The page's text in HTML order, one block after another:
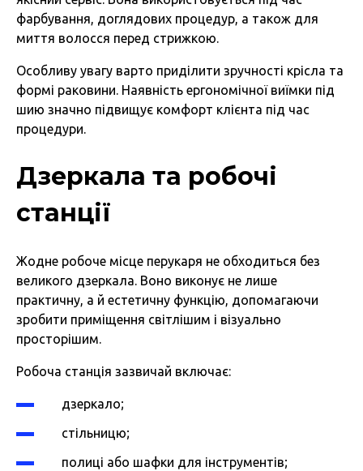
фарбування, доглядових процедур, а також для
миття волосся перед стрижкою.
Особливу увагу варто приділити зручності крісла та
формі раковини. Наявність ергономічної виїмки під
шию значно підвищує комфорт клієнта під час
процедури.
Дзеркала та робочі
станції
Жодне робоче місце перукаря не обходиться без
великого дзеркала. Воно виконує не лише
практичну, а й естетичну функцію, допомагаючи
зробити приміщення світлішим і візуально
просторішим.
Робоча станція зазвичай включає:
дзеркало;
стільницю;
полиці або шафки для інструментів;